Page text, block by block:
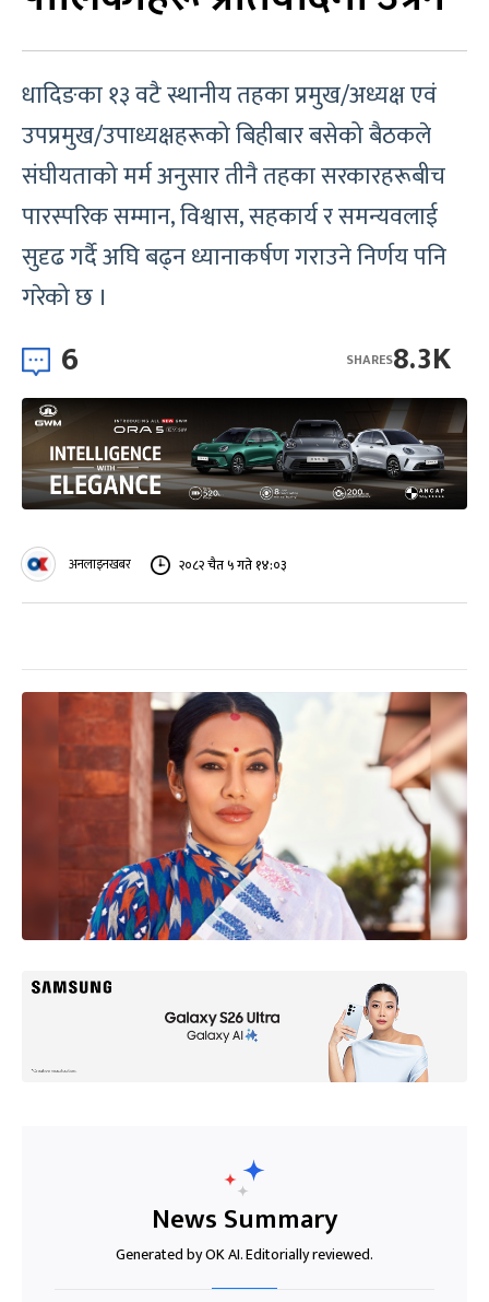
धादिङका १३ वटै स्थानीय तहका प्रमुख/अध्यक्ष एवं
उपप्रमुख/उपाध्यक्षहरूको बिहीबार बसेको बैठकले
संघीयताको मर्म अनुसार तीनै तहका सरकारहरूबीच
पारस्परिक सम्मान, विश्वास, सहकार्य र समन्यवलाई
सुदृढ गर्दै अघि बढ्न ध्यानाकर्षण गराउने निर्णय पनि
गरेको छ ।
6 8.3K
SHARES
अनलाइनखबर २०८२ चैत ५ गते १४:०३
News Summary
Generated by OK AI. Editorially reviewed.